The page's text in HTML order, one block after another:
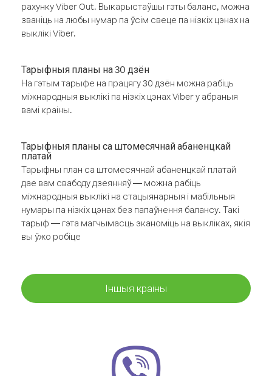
рахунку Viber Out. Выкарыстаўшы гэты баланс, можна
званіць на любы нумар па ўсім свеце па нізкіх цэнах на
выклікі Viber.
Тарыфныя планы на 30 дзён
На гэтым тарыфе на працягу 30 дзён можна рабіць
міжнародныя выклікі па нізкіх цэнах Viber у абраныя
вамі краіны.
Тарыфныя планы са штомесячнай абаненцкай
платай
Тарыфны план са штомесячнай абаненцкай платай
дае вам свабоду дзеянняў — можна рабіць
міжнародныя выклікі на стацыянарныя і мабільныя
нумары па нізкіх цэнах без папаўнення балансу. Такі
тарыф — гэта магчымасць эканоміць на выкліках, якія
вы ўжо робіце
Іншыя краіны